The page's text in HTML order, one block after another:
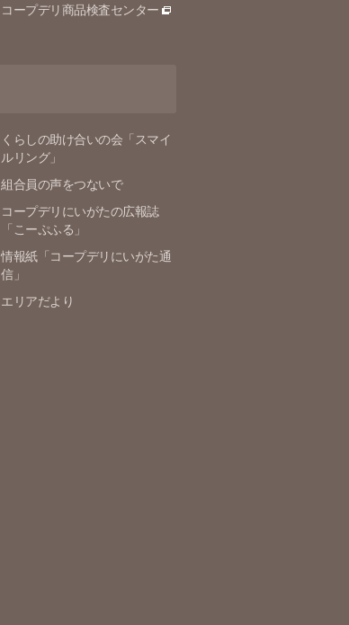
コープデリ商品検査センター
くらしの助け合いの会「スマイ
ルリング」
組合員の声をつないで
コープデリにいがたの広報誌
「こーぷふる」
情報紙「コープデリにいがた通
信」
エリアだより